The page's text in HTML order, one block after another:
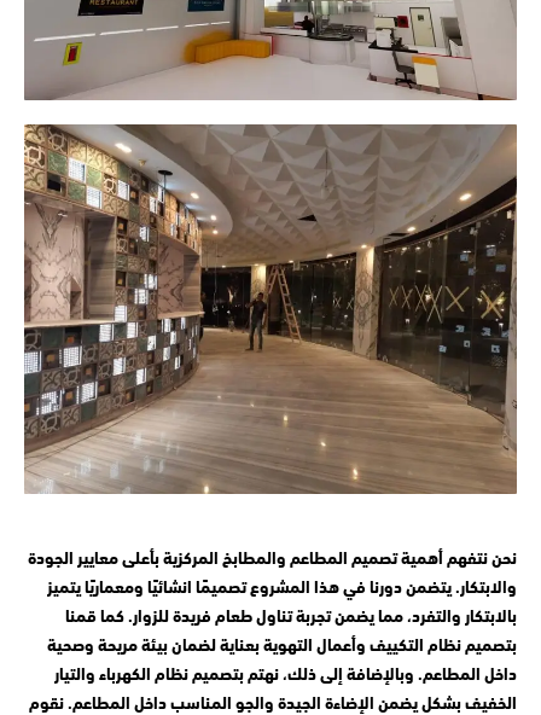
نحن نتفهم أهمية تصميم المطاعم والمطابخ المركزية بأعلى معايير الجودة
والابتكار. يتضمن دورنا في هذا المشروع تصميمًا انشائيًا ومعماريًا يتميز
بالابتكار والتفرد، مما يضمن تجربة تناول طعام فريدة للزوار. كما قمنا
بتصميم نظام التكييف وأعمال التهوية بعناية لضمان بيئة مريحة وصحية
داخل المطاعم. وبالإضافة إلى ذلك، نهتم بتصميم نظام الكهرباء والتيار
الخفيف بشكل يضمن الإضاءة الجيدة والجو المناسب داخل المطاعم. نقوم